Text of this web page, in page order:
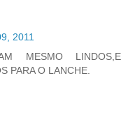
2011
MESMO LINDOS,E
PARA O LANCHE.